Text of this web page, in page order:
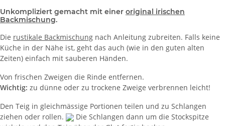
Unkompliziert gemacht mit einer original irischen
Backmischung.
Die rustikale Backmischung nach Anleitung zubreiten. Falls keine
Küche in der Nähe ist, geht das auch (wie in den guten alten
Zeiten) einfach mit sauberen Händen.
Von frischen Zweigen die Rinde entfernen.
Wichtig: zu dünne oder zu trockene Zweige verbrennen leicht!
Den Teig in gleichmässige Portionen teilen und zu Schlangen
ziehen oder rollen.
Die Schlangen dann um die Stockspitze